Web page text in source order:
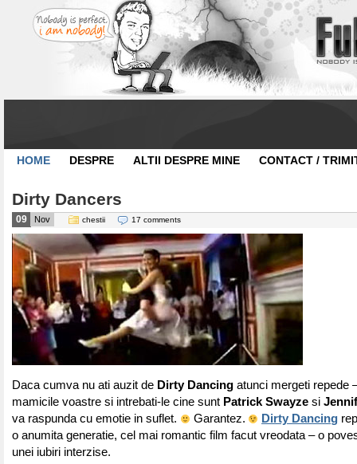
HOME DESPRE ALTII DESPRE MINE CONTACT /
Dirty Dancers
09 Nov chestii 17 comments
Daca cumva nu ati auzit de Dirty Dancing atunci mergeti repede
mamicile voastre si intrebati-le cine sunt Patrick Swayze si
va raspunda cu emotie in suflet.
Garantez. Dirty Dancing
o anumita generatie, cel mai romantic film facut vreodata – o
unei iubiri interzise.